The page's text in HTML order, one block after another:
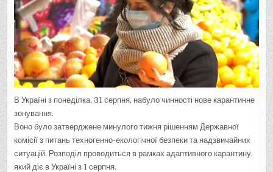
В Україні з понеділка, 31 серпня, набуло чинності нове карантинне
зонування.
Воно було затверджене минулого тижня рішенням Державної
комісії з питань техногенно-екологічної безпеки та надзвичайних
ситуацій. Розподіл проводиться в рамках адаптивного карантину,
який діє в Україні з 1 серпня.